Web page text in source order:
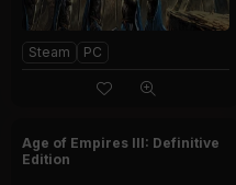
Steam PC
Age of Empires III: Definitive
Edition